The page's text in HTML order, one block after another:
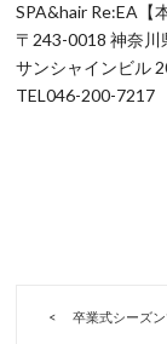
SPA&hair Re:EA【
〒243-0018 神奈川
サンシャインビル
TEL046-200-7217
卒業式シーズ